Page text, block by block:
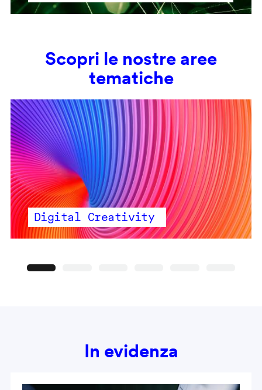
Scopri le nostre aree
tematiche
Digital Creativity
In evidenza